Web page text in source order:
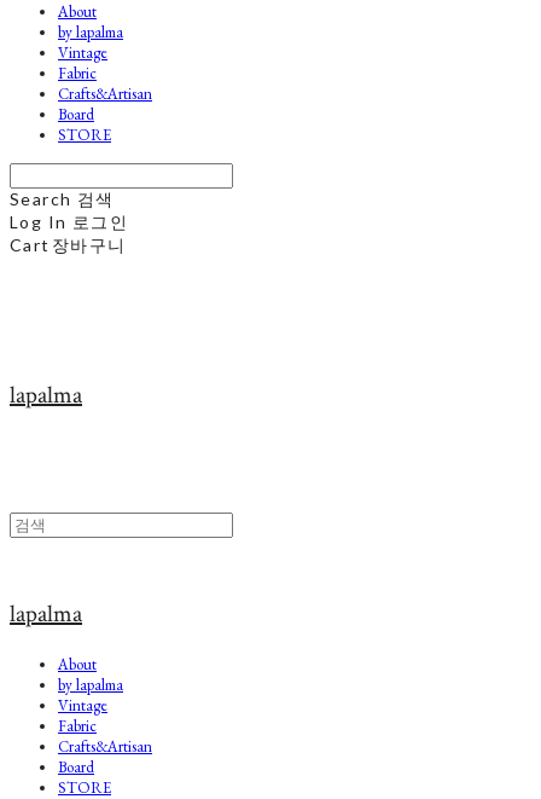
About
by lapalma
Vintage
Fabric
Crafts&Artisan
Board
STORE
Search 검색
Log In 로그인
Cart 장바구니
lapalma
lapalma
About
by lapalma
Vintage
Fabric
Crafts&Artisan
Board
STORE